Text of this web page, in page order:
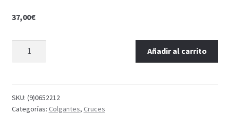
37,00€
Añadir al carrito
SKU: (9)0652212
Categorías: Colgantes, Cruces